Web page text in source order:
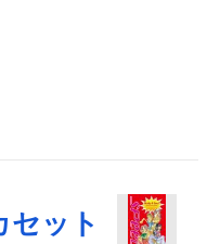
セット